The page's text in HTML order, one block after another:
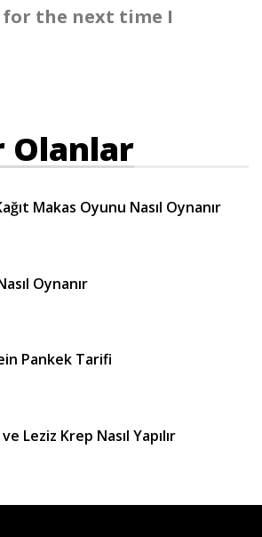
the next time I
Olanlar
Makas Oyunu Nasıl Oynanır
Oynanır
Pankek Tarifi
Leziz Krep Nasıl Yapılır